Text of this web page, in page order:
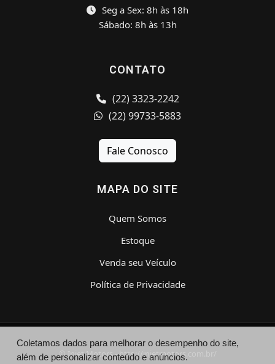
Seg a Sex: 8h às 18h
Sábado: 8h às 13h
CONTATO
(22) 3323-2242
(22) 99733-5883
Fale Conosco
MAPA DO SITE
Quem Somos
Estoque
Venda seu Veículo
Política de Privacidade
© Injet Motors - http://injetmotors.com.br/
Coletamos dados para melhorar o desempenho do site,
além de personalizar conteúdo e anúncios.